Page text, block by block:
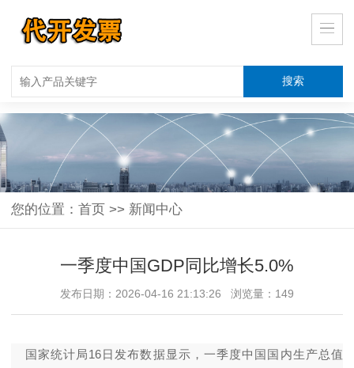
您的位置： 首页 >> 新闻中心
一季度中国GDP同比增长5.0%
发布日期：2026-04-16 21:13:26 浏览量：149
国家统计局16日发布数据显示，一季度中国国内生产总值